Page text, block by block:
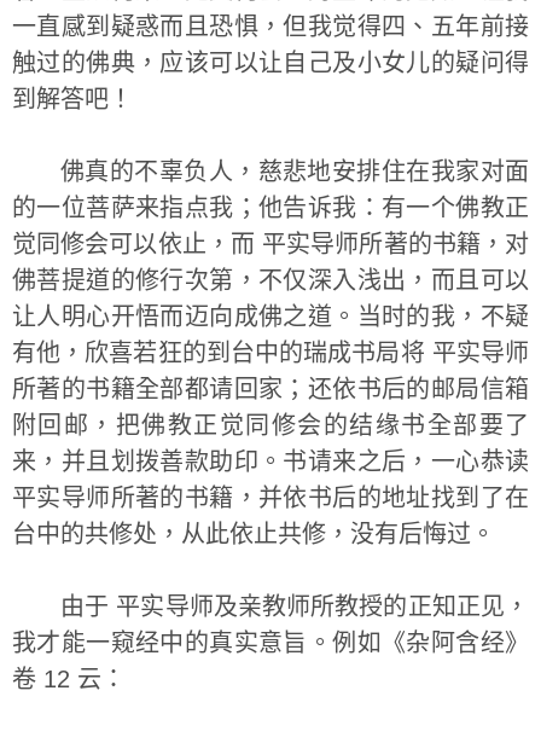
一直感到疑惑而且恐惧，但我觉得四、五年前接
触过的佛典，应该可以让自己及小女儿的疑问得
到解答吧！
佛真的不辜负人，慈悲地安排住在我家对面
的一位菩萨来指点我；他告诉我：有一个佛教正
觉同修会可以依止，而 平实导师所著的书籍，对
佛菩提道的修行次第，不仅深入浅出，而且可以
让人明心开悟而迈向成佛之道。当时的我，不疑
有他，欣喜若狂的到台中的瑞成书局将 平实导师
所著的书籍全部都请回家；还依书后的邮局信箱
附回邮，把佛教正觉同修会的结缘书全部要了
来，并且划拨善款助印。书请来之后，一心恭读
平实导师所著的书籍，并依书后的地址找到了在
台中的共修处，从此依止共修，没有后悔过。
由于 平实导师及亲教师所教授的正知正见，
我才能一窥经中的真实意旨。例如《杂阿含经》
卷 12 云：